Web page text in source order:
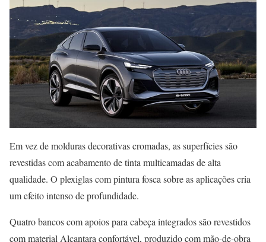
Em vez de molduras decorativas cromadas, as superfícies são
revestidas com acabamento de tinta multicamadas de alta
qualidade. O plexiglas com pintura fosca sobre as aplicações cria
um efeito intenso de profundidade.
Quatro bancos com apoios para cabeça integrados são revestidos
com material Alcantara confortável, produzido com mão-de-obra